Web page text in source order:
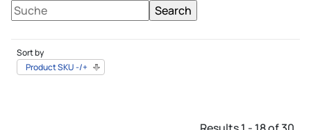
Sort by
Product SKU -/+